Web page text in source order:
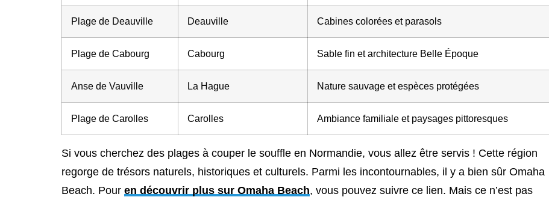
Plage de Deauville Deauville Cabines colorées et parasols
Plage de Cabourg Cabourg Sable fin et architecture Belle Époque
Anse de Vauville La Hague Nature sauvage et espèces protégées
Plage de Carolles Carolles Ambiance familiale et paysages pittoresques
Si vous cherchez des plages à couper le souffle en Normandie, vous allez être servis ! Cette région
regorge de trésors naturels, historiques et culturels. Parmi les incontournables, il y a bien sûr Omaha
Beach. Pour en découvrir plus sur Omaha Beach, vous pouvez suivre ce lien. Mais ce n’est pas